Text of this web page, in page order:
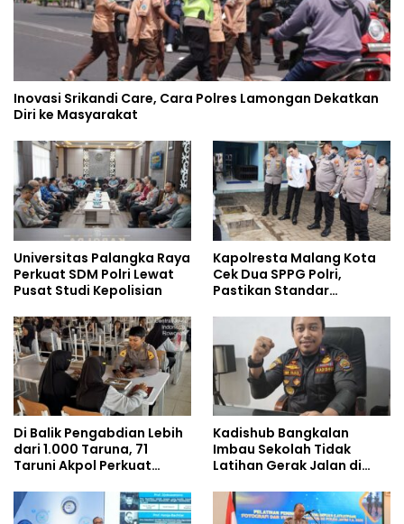
Inovasi Srikandi Care, Cara Polres Lamongan Dekatkan
Diri ke Masyarakat
Universitas Palangka Raya
Perkuat SDM Polri Lewat
Pusat Studi Kepolisian
Kapolresta Malang Kota
Cek Dua SPPG Polri,
Pastikan Standar
Pengelolaan Limbah
Berjalan Optimal
Di Balik Pengabdian Lebih
dari 1.000 Taruna, 71
Taruni Akpol Perkuat
Siswa Sekolah Rakyat
Kadishub Bangkalan
Imbau Sekolah Tidak
Latihan Gerak Jalan di